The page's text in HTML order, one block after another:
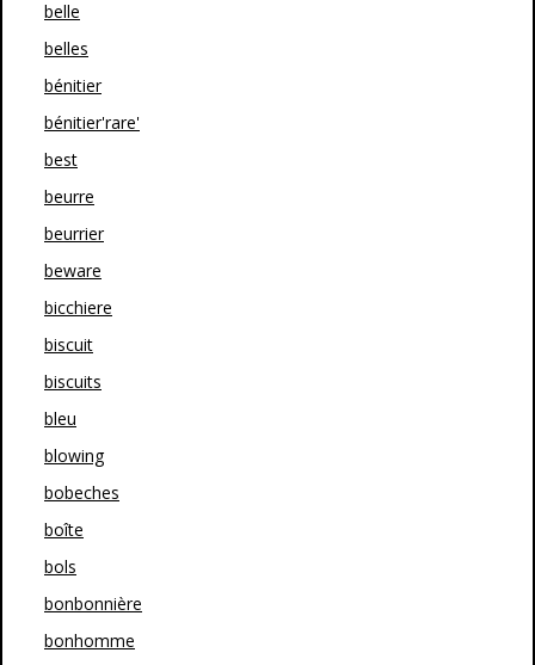
belle
belles
bénitier
bénitier'rare'
best
beurre
beurrier
beware
bicchiere
biscuit
biscuits
bleu
blowing
bobeches
boîte
bols
bonbonnière
bonhomme